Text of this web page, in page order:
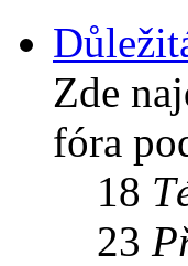
Zde
fóra
18
23